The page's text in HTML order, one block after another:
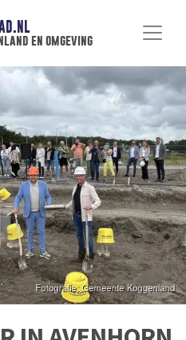
en omgeving